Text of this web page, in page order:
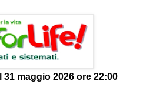
31 maggio 2026 ore 22:00